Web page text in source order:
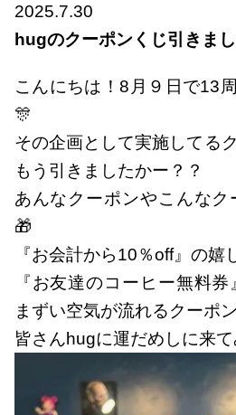
2025.7.30
hugのクーポンくじ引きま
こんにちは！8月９日で13
🎊
その企画として実施してる
もう引きましたかー？？
あんなクーポンやこんな
🎁
『お会計から10％off』の嬉
『お友達のコーヒー無料
まずい空気が流れるクーポ
皆さんhugに運だめしに来